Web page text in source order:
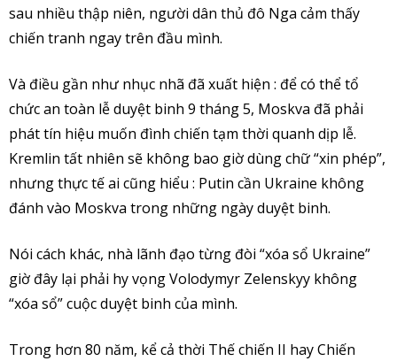
sau nhiều thập niên, người dân thủ đô Nga cảm thấy
chiến tranh ngay trên đầu mình.
Và điều gần như nhục nhã đã xuất hiện : để có thể tổ
chức an toàn lễ duyệt binh 9 tháng 5, Moskva đã phải
phát tín hiệu muốn đình chiến tạm thời quanh dịp lễ.
Kremlin tất nhiên sẽ không bao giờ dùng chữ “xin phép”,
nhưng thực tế ai cũng hiểu : Putin cần Ukraine không
đánh vào Moskva trong những ngày duyệt binh.
Nói cách khác, nhà lãnh đạo từng đòi “xóa sổ Ukraine”
giờ đây lại phải hy vọng Volodymyr Zelenskyy không
“xóa sổ” cuộc duyệt binh của mình.
Trong hơn 80 năm, kể cả thời Thế chiến II hay Chiến